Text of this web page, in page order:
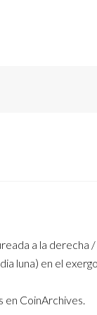
a la
luna) en el exergo.
CoinArchives.